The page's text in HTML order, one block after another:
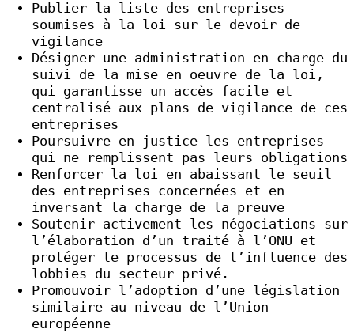
Publier la liste des entreprises
soumises à la loi sur le devoir de
vigilance
Désigner une administration en charge du
suivi de la mise en oeuvre de la loi,
qui garantisse un accès facile et
centralisé aux plans de vigilance de ces
entreprises
Poursuivre en justice les entreprises
qui ne remplissent pas leurs obligations
Renforcer la loi en abaissant le seuil
des entreprises concernées et en
inversant la charge de la preuve
Soutenir activement les négociations sur
l’élaboration d’un traité à l’ONU et
protéger le processus de l’influence des
lobbies du secteur privé.
Promouvoir l’adoption d’une législation
similaire au niveau de l’Union
européenne